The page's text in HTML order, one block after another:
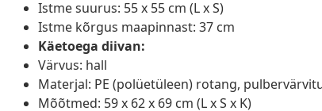
Istme suurus: 55 x 55 cm (L x S)
Istme kõrgus maapinnast: 37 cm
Käetoega diivan:
Värvus: hall
Materjal: PE (polüetüleen) rotang,
Mõõtmed: 59 x 62 x 69 cm (L x S x K)